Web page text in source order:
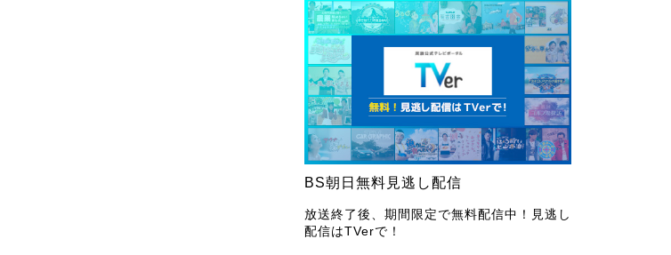
BS朝日無料見逃し配信
放送終了後、期間限定で無料配信中！見逃し
配信はTVerで！